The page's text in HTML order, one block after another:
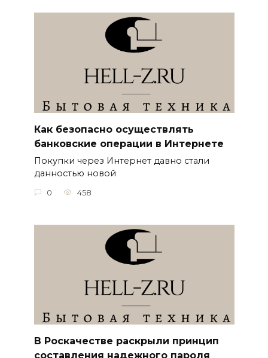
Как безопасно осуществлять
банковские операции в Интернете
Покупки через Интернет давно стали
данностью новой
0 458
В Роскачестве раскрыли принцип
составления надежного пароля